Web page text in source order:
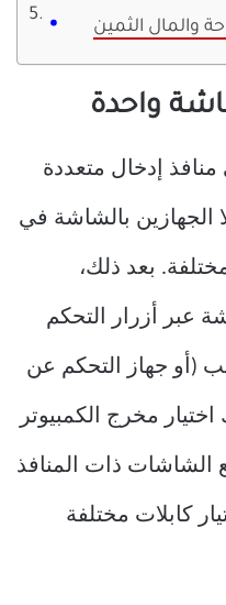
والمال الثمين
إدخال متعددة
بالشاشة في
بعد ذلك،
عبر أزرار التحكم
(أو جهاز التحكم عن
مخرج الكمبيوتر
الشاشات ذات المنافذ
كابلات مختلفة